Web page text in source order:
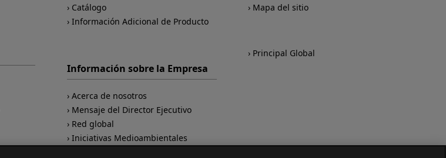
Catálogo
Información Adicional de Producto
Información sobre la Empresa
Acerca de nosotros
Mensaje del Director Ejecutivo
Red global
Iniciativas Medioambientales
Mapa del sitio
Principal Global